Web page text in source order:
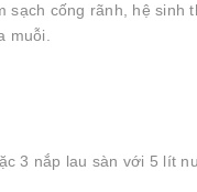
sạch cống rãnh, hệ sinh
muỗi.
3 nắp lau sàn với 5 lít